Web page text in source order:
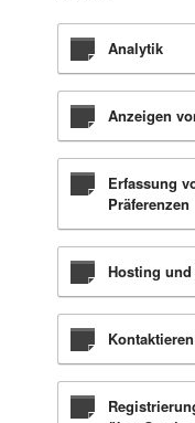
Analytik
Anzeigen
Erfassung
Präferenzen
Hosting